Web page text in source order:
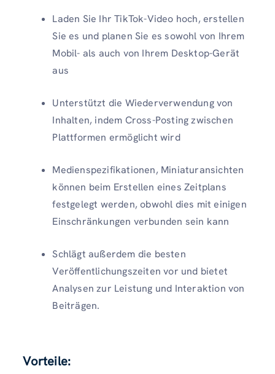
Laden Sie Ihr TikTok-Video hoch, erstellen
Sie es und planen Sie es sowohl von Ihrem
Mobil- als auch von Ihrem Desktop-Gerät
aus
Unterstützt die Wiederverwendung von
Inhalten, indem Cross-Posting zwischen
Plattformen ermöglicht wird
Medienspezifikationen, Miniaturansichten
können beim Erstellen eines Zeitplans
festgelegt werden, obwohl dies mit einigen
Einschränkungen verbunden sein kann
Schlägt außerdem die besten
Veröffentlichungszeiten vor und bietet
Analysen zur Leistung und Interaktion von
Beiträgen.
Vorteile: